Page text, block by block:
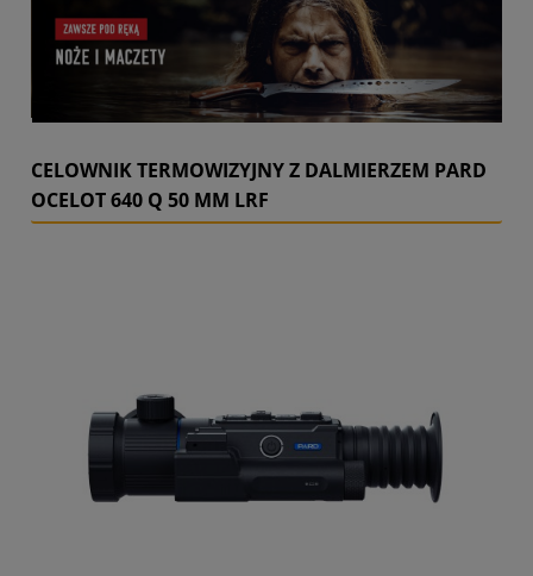
CELOWNIK TERMOWIZYJNY Z DALMIERZEM PARD
OCELOT 640 Q 50 MM LRF